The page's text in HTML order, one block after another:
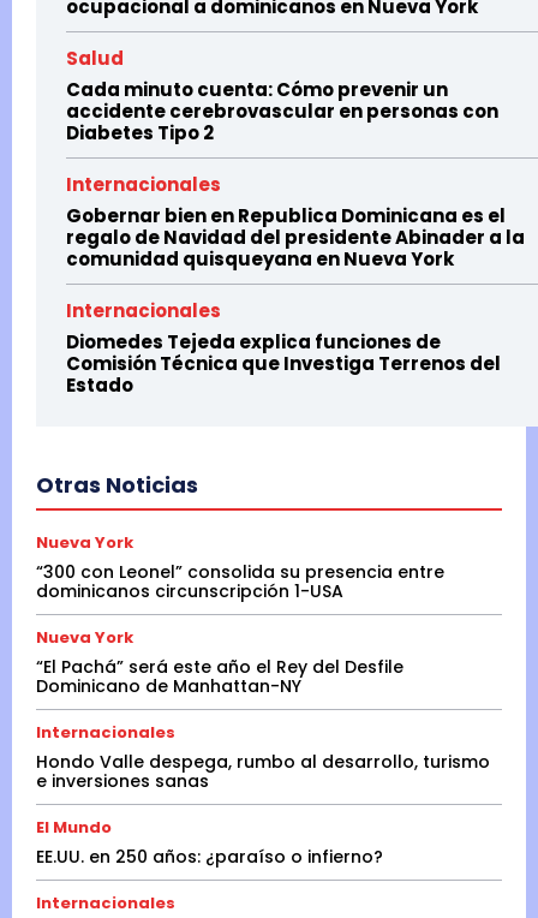
ocupacional a dominicanos en Nueva York
Salud
Cada minuto cuenta: Cómo prevenir un
accidente cerebrovascular en personas con
Diabetes Tipo 2
Internacionales
Gobernar bien en Republica Dominicana es el
regalo de Navidad del presidente Abinader a la
comunidad quisqueyana en Nueva York
Internacionales
Diomedes Tejeda explica funciones de
Comisión Técnica que Investiga Terrenos del
Estado
Otras Noticias
Nueva York
“300 con Leonel” consolida su presencia entre
dominicanos circunscripción 1-USA
Nueva York
“El Pachá” será este año el Rey del Desfile
Dominicano de Manhattan-NY
Internacionales
Hondo Valle despega, rumbo al desarrollo, turismo
e inversiones sanas
El Mundo
EE.UU. en 250 años: ¿paraíso o infierno?
Internacionales